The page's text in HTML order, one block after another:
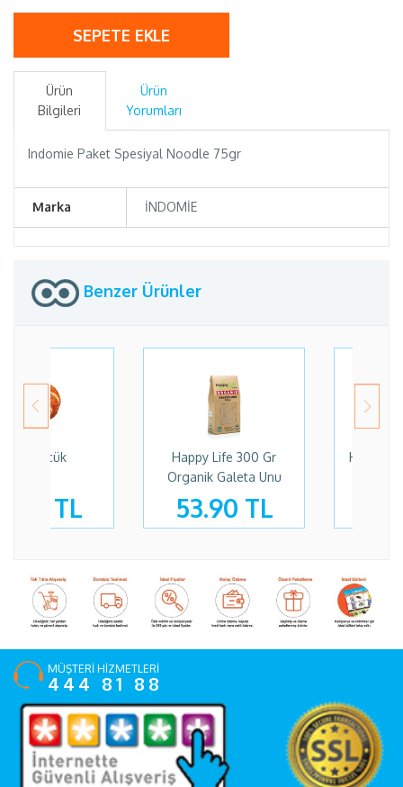
SEPETE EKLE
Ürün
Bilgileri
Ürün
Yorumları
Indomie Paket Spesiyal Noodle 75gr
Marka İNDOMİE
Benzer Ürünler
Happy Life 1kg Organik
Tam Buğday Unu
75.00 TL
Happy Life 1kg Organik
MÜŞTERİ HİZMETLERİ
444 81 88